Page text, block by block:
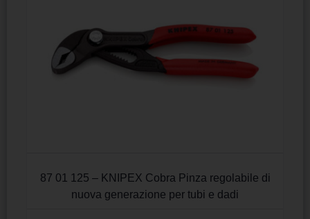
87 01 125 – KNIPEX Cobra Pinza regolabile di
nuova generazione per tubi e dadi